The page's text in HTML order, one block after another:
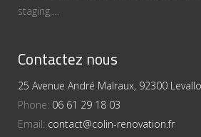
staging,…
Contactez nous
25 Avenue André Malraux, 92300
Phone: 06 61 29 18 03
Email: contact@colin-renovation.fr